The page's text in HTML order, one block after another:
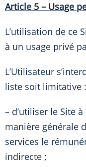
Article 5 – Usage
L’utilisation de ce
à un usage privé
L’Utilisateur
liste soit limitative :
– d’utiliser le Site
manière générale
services le
indirecte ;